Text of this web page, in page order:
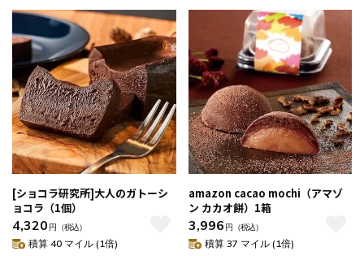
[ショコラ研究所]大人のガトーシ
ョコラ（1個）
4,320 円 （税込）
積算 40 マイル (1倍)
amazon cacao mochi（アマゾ
ン カカオ餅）1箱
3,996 円 （税込）
積算 37 マイル (1倍)